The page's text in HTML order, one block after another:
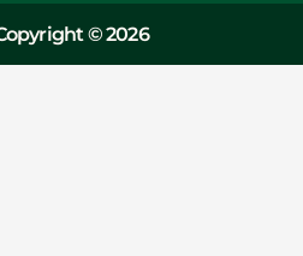
© 2026